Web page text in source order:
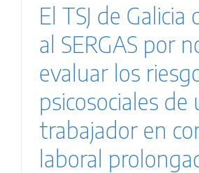
El TSJ de Galicia
al SERGAS por
evaluar los
psicosociales de
trabajador en
laboral